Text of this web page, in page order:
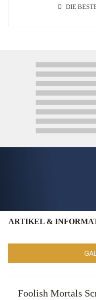
DIE
ARTIKEL &
Foolish Mortals